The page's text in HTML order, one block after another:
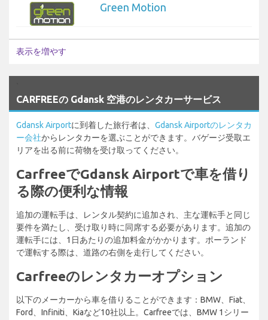
Green Motion
表示を増やす
CARFREEの Gdansk 空港のレンタカーサービス
Gdansk Airportに到着した旅行者は、 Gdansk Airportのレンタカ
ー会社からレンタカーを選ぶことができます。バゲージ受取エ
リアを出る前に荷物を受け取ってください。
CarfreeでGdansk Airportで車を借り
る際の便利な情報
追加の運転手は、レンタル契約に追加され、主な運転手と同じ
要件を満たし、受け取り時に同席する必要があります。追加の
運転手には、1日あたりの追加料金がかかります。ポーランド
で運転する際は、道路の右側を走行してください。
Carfreeのレンタカーオプション
以下のメーカーから車を借りることができます：BMW、Fiat、
Ford、Infiniti、Kiaなど10社以上。Carfreeでは、BMW 1シリー